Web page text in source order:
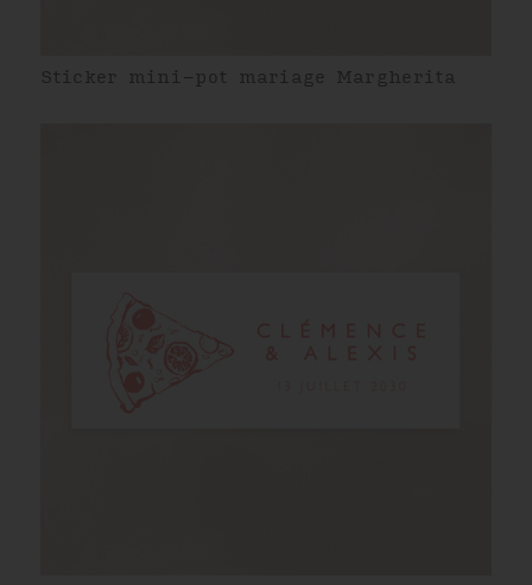
Sticker mini-pot mariage Margherita